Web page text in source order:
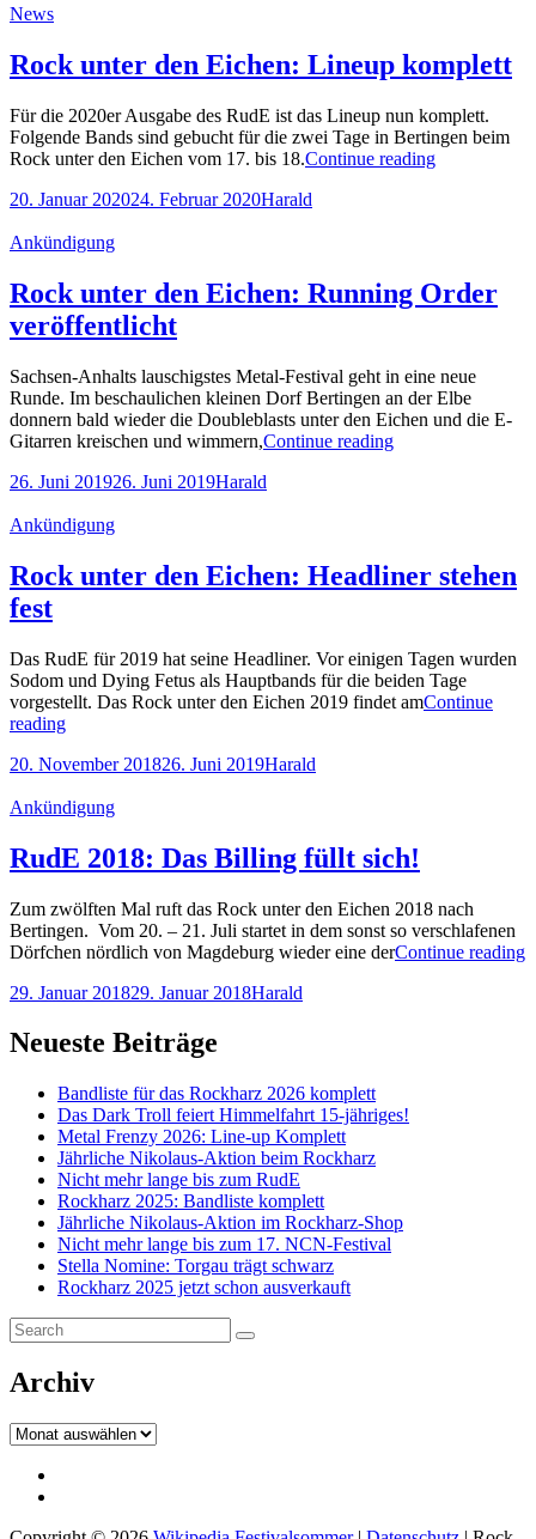
fest
Cat
News
Rock unter den Eichen: Lineup komplett
Für die 2020er Ausgabe des RudE ist das Lineup nun komplett.
Folgende Bands sind gebucht für die zwei Tage in Bertingen beim
Rock unter den Eichen vom 17. bis 18.Continue readingRock
Posted-
20. Januar 202024. Februar 2020By
Byline
Harald
Cat
Ankündigung
Rock unter den Eichen: Running Order
veröffentlicht
Sachsen-Anhalts lauschigstes Metal-Festival geht in eine neue
Runde. Im beschaulichen kleinen Dorf Bertingen an der Elbe
donnern bald wieder die Doubleblasts unter den Eichen und die E-
Gitarren kreischen und wimmern,Continue readingRock
veröffentlicht
Posted-
26. Juni 201926. Juni 2019By
Byline
Harald
Cat
Ankündigung
Rock unter den Eichen: Headliner stehen
fest
Das RudE für 2019 hat seine Headliner. Vor einigen Tagen wurden
Sodom und Dying Fetus als Hauptbands für die beiden Tage
vorgestellt. Das Rock unter den Eichen 2019 findet amContinue
readingRock
den
Headliner
fest
Posted-
20. November 201826. Juni 2019By
Byline
Harald
Cat
Ankündigung
RudE 2018: Das Billing füllt sich!
Zum zwölften Mal ruft das Rock unter den Eichen 2018 nach
Bertingen. Vom 20. – 21. Juli startet in dem sonst so verschlafenen
Dörfchen nördlich von Magdeburg wieder eine derContinue reading
Posted-
29. Januar 201829. Januar 2018By
Byline
Harald
Neueste Beiträge
Bandliste für das Rockharz 2026 komplett
Das Dark Troll feiert Himmelfahrt 15-jähriges!
Metal Frenzy 2026: Line-up Komplett
Jährliche Nikolaus-Aktion beim Rockharz
Nicht mehr lange bis zum RudE
Rockharz 2025: Bandliste komplett
Jährliche Nikolaus-Aktion im Rockharz-Shop
Nicht mehr lange bis zum 17. NCN-Festival
Stella Nomine: Torgau trägt schwarz
Rockharz 2025 jetzt schon ausverkauft
Search
for:
Search
Archiv
Archiv